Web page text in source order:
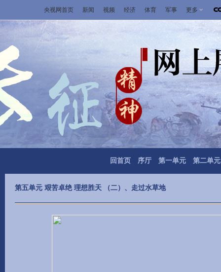
央视网首页 新闻 视频 经济 体育 军事 更多
回首页 序厅 第一单元 第二单元
第五单元 艰苦卓绝 理想胜天 （二）、走过水草地